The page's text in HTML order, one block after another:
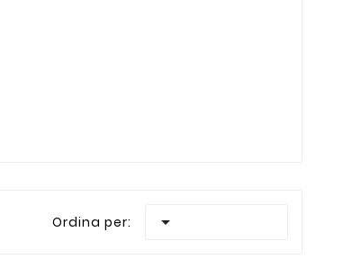
Ordina per: 